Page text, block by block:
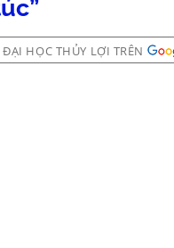
HỌC THỦY LỢI TRÊN